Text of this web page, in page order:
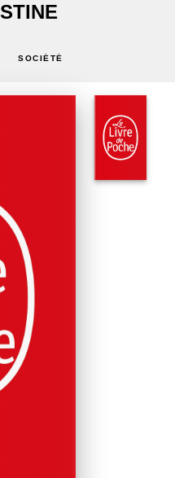
SOCIÉTÉ